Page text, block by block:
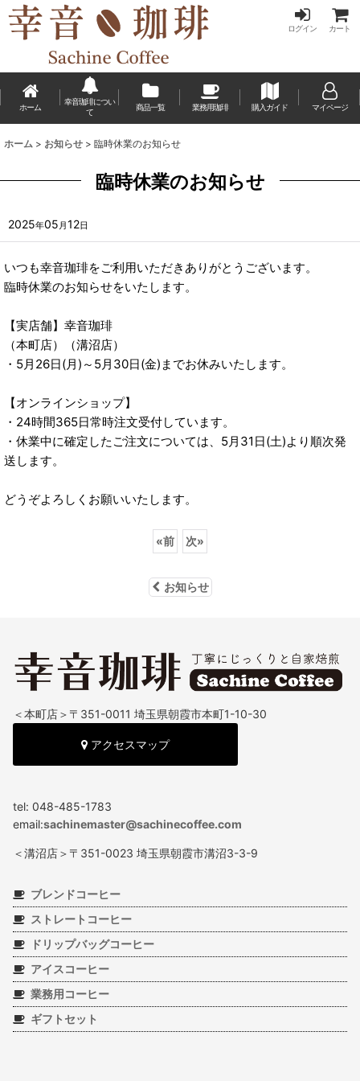
ログイン カート
ホーム
幸音珈琲につい
て
商品一覧 業務用珈琲 購入ガイド マイページ
ホーム > お知らせ > 臨時休業のお知らせ
臨時休業のお知らせ
2025年05 月12日
いつも幸音珈琲をご利用いただきありがとうございます。
臨時休業のお知らせをいたします。
【実店舗】幸音珈琲
（本町店）（溝沼店）
・5月26日(月)～5月30日(金)までお休みいたします。
【オンラインショップ】
・24時間365日常時注文受付しています。
・休業中に確定したご注文については、5月31日(土)より順次発
送します。
どうぞよろしくお願いいたします。
«前 次»
お知らせ
＜本町店＞〒351-0011 埼玉県朝霞市本町1-10-30
アクセスマップ
tel: 048-485-1783
email:sachinemaster@sachinecoffee.com
＜溝沼店＞〒351-0023 埼玉県朝霞市溝沼3-3-9
ブレンドコーヒー
ストレートコーヒー
ドリップバッグコーヒー
アイスコーヒー
業務用コーヒー
ギフトセット